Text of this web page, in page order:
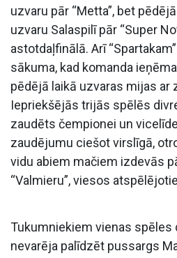
uzvaru pār “Metta”, bet
uzvaru Salaspilī pār “Super
astotdaļfinālā. Arī
sākuma, kad komanda
pēdējā laikā uzvaras mijas ar
Iepriekšējās trijās spēlēs
zaudēts čempionei un
zaudējumu ciešot virslīgā,
vidu abiem mačiem izdevās
“Valmieru”, viesos
Tukumniekiem vienas spēles
nevarēja palīdzēt pussargs